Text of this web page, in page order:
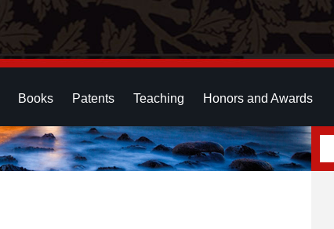
Books Patents Teaching Honors and Awards